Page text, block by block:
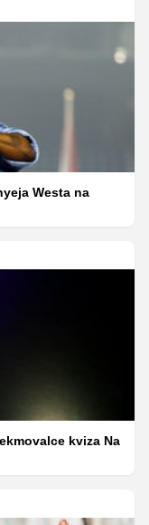
Westa na
kviza Na